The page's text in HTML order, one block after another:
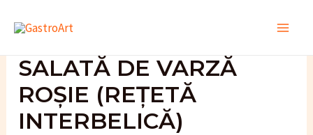
SALATĂ DE VARZĂ
ROȘIE (REȚETĂ
INTERBELICĂ)